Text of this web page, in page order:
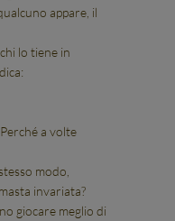
appare, il
lo tiene in
a volte
modo,
invariata?
giocare meglio di